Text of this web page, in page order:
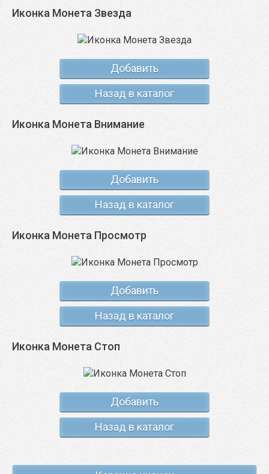
Иконка Монета Звезда
Добавить
Назад в каталог
Иконка Монета Внимание
Добавить
Назад в каталог
Иконка Монета Просмотр
Добавить
Назад в каталог
Иконка Монета Стоп
Добавить
Назад в каталог